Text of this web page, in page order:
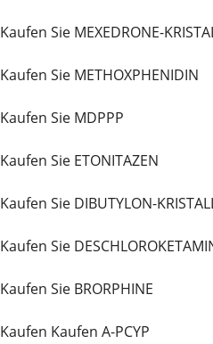
Kaufen Sie MEXEDRONE-
Kaufen Sie METHOXPHENIDIN
Kaufen Sie MDPPP
Kaufen Sie ETONITAZEN
Kaufen Sie DIBUTYLON-
Kaufen Sie
Kaufen Sie BRORPHINE
Kaufen Kaufen A-PCYP